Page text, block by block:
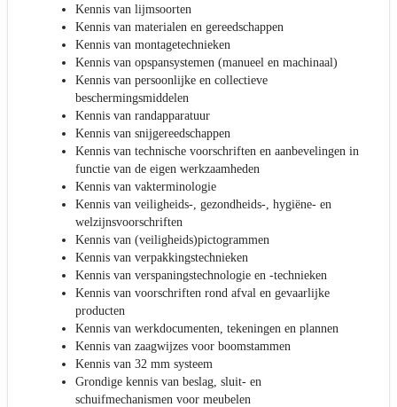
Kennis van lijmsoorten
Kennis van materialen en gereedschappen
Kennis van montagetechnieken
Kennis van opspansystemen (manueel en machinaal)
Kennis van persoonlijke en collectieve
beschermingsmiddelen
Kennis van randapparatuur
Kennis van snijgereedschappen
Kennis van technische voorschriften en aanbevelingen in
functie van de eigen werkzaamheden
Kennis van vakterminologie
Kennis van veiligheids-, gezondheids-, hygiëne- en
welzijnsvoorschriften
Kennis van (veiligheids)pictogrammen
Kennis van verpakkingstechnieken
Kennis van verspaningstechnologie en -technieken
Kennis van voorschriften rond afval en gevaarlijke
producten
Kennis van werkdocumenten, tekeningen en plannen
Kennis van zaagwijzes voor boomstammen
Kennis van 32 mm systeem
Grondige kennis van beslag, sluit- en
schuifmechanismen voor meubelen